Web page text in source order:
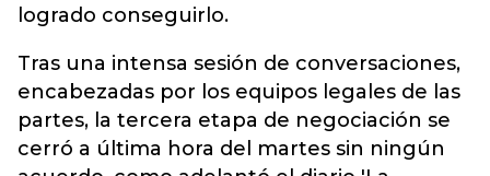
logrado conseguirlo.
Tras una intensa sesión de conversaciones,
encabezadas por los equipos legales de las
partes, la tercera etapa de negociación se
cerró a última hora del martes sin ningún